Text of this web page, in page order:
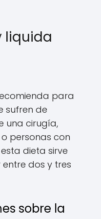
liquida
para
sufren de
una cirugía,
personas con
dieta sirve
dos y tres
sobre la